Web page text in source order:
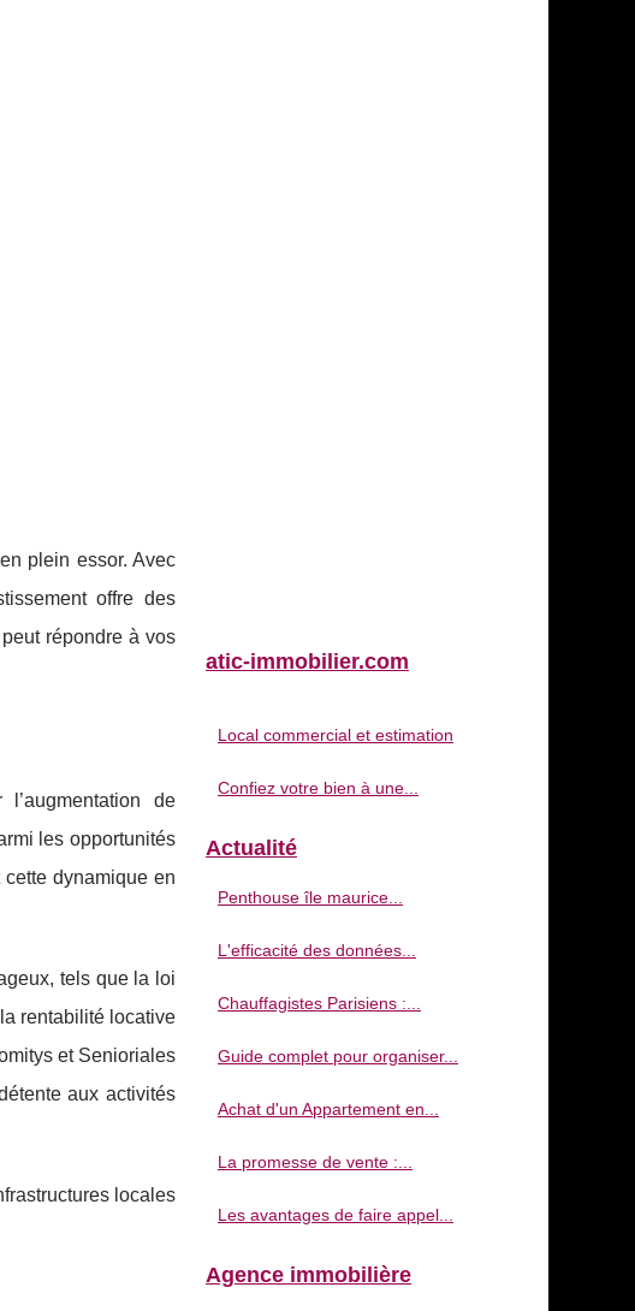
plein essor. Avec
offre des
répondre à vos
de
les opportunités
dynamique en
tels que la loi
rentabilité locative
et Senioriales
aux activités
locales
atic-immobilier.com
Local commercial et estimation
Confiez votre bien à une...
Actualité
Penthouse île maurice...
L'efficacité des données...
Chauffagistes Parisiens :...
Guide complet pour organiser...
Achat d'un Appartement en...
La promesse de vente :...
Les avantages de faire appel...
Agence immobilière